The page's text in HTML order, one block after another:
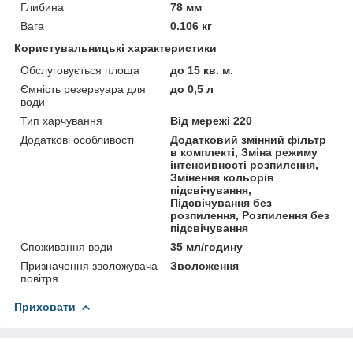
Глибина
78 мм
Вага
0.106 кг
Користувальницькі характеристики
Обслуговується площа
до 15 кв. м.
Ємність резервуара для
води
до 0,5 л
Тип харчування
Від мережі 220
Додаткові особливості
Додатковий змінний фільтр
в комплекті, Зміна режиму
інтенсивності розпилення,
Змінення кольорів
підсвічування,
Підсвічування без
розпилення, Розпилення без
підсвічування
Споживання води
35 мл/годину
Призначення зволожувача
повітря
Зволоження
Приховати